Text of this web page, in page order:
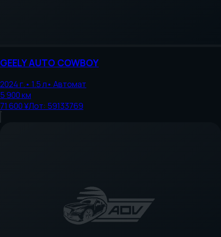
GEELY AUTO COWBOY
2024г.• 1.5л• Автомат
5 900км
71 600 ¥Лот: 59133769